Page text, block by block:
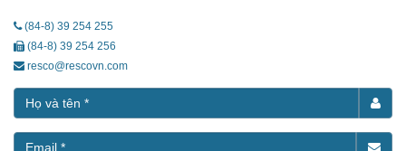
(84-8) 39 254 255
(84-8) 39 254 256
resco@rescovn.com